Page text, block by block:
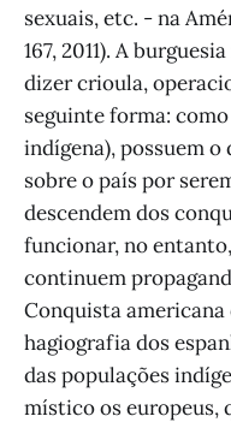
sexuais, etc. - na
167, 2011). A
dizer crioula,
seguinte forma:
indígena), possuem
sobre o país por
descendem dos
funcionar, no
continuem
Conquista americana
hagiografia dos
das populações
místico os europeus,